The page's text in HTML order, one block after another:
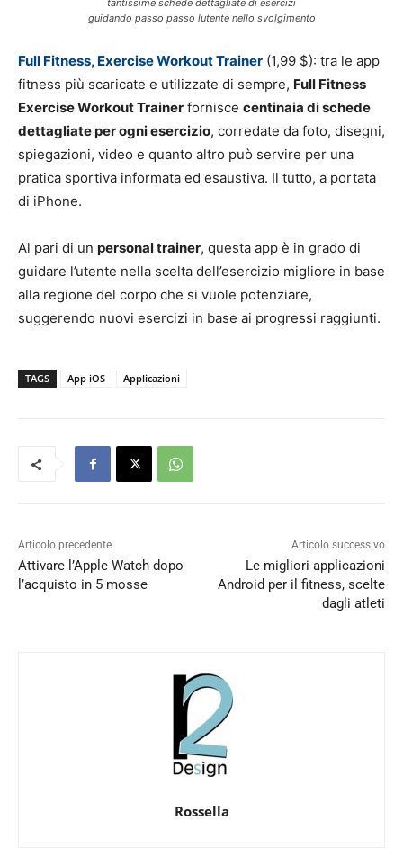
tantissime schede dettagliate di esercizi
guidando passo passo lutente nello svolgimento
Full Fitness, Exercise Workout Trainer (1,99 $): tra le app
fitness più scaricate e utilizzate di sempre, Full Fitness
Exercise Workout Trainer fornisce centinaia di schede
dettagliate per ogni esercizio, corredate da foto, disegni,
spiegazioni, video e quanto altro può servire per una
pratica sportiva informata ed esaustiva. Il tutto, a portata
di iPhone.
Al pari di un personal trainer, questa app è in grado di
guidare l’utente nella scelta dell’esercizio migliore in base
alla regione del corpo che si vuole potenziare,
suggerendo nuovi esercizi in base ai progressi raggiunti.
TAGS App iOS Applicazioni
Articolo precedente
Attivare l’Apple Watch dopo
l’acquisto in 5 mosse
Articolo successivo
Le migliori applicazioni
Android per il fitness, scelte
dagli atleti
Rossella